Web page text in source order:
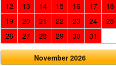
12
13 14 15 16 17
18
19
20 21 22 23 24
25
26
27 28 29 30 31
November 2026